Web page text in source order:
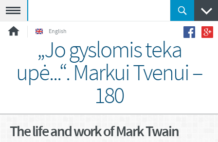
English
„Jo gyslomis teka
upė...“. Markui Tvenui –
180
The life and work of Mark Twain